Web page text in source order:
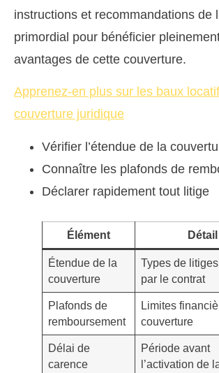
instructions et recommandations de
primordial pour bénéficier
avantages de cette couverture.
Apprenez-en plus sur les baux
couverture juridique
Vérifier l’étendue de la
Connaître les plafonds de
Déclarer rapidement tout litige
Élément Détail
Étendue de la
couverture
Types de
par le contrat
Plafonds de
remboursement
Limites
couverture
Délai de
carence
Période avant
l’activation de